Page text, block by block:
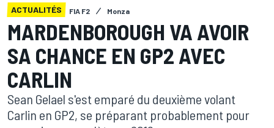
ACTUALITÉS FIA F2 Monza
MARDENBOROUGH VA AVOIR
SA CHANCE EN GP2 AVEC
CARLIN
Sean Gelael s'est emparé du deuxième volant
Carlin en GP2, se préparant probablement pour